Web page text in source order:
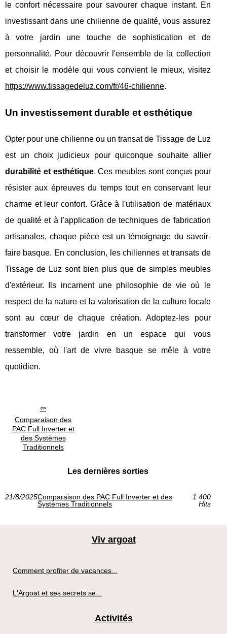
le confort nécessaire pour savourer chaque instant. En
investissant dans une chilienne de qualité, vous assurez
à votre jardin une touche de sophistication et de
personnalité. Pour découvrir l'ensemble de la collection
et choisir le modèle qui vous convient le mieux, visitez
https://www.tissagedeluz.com/fr/46-chilienne.
Un investissement durable et esthétique
Opter pour une chilienne ou un transat de Tissage de Luz
est un choix judicieux pour quiconque souhaite allier
durabilité et esthétique. Ces meubles sont conçus pour
résister aux épreuves du temps tout en conservant leur
charme et leur confort. Grâce à l'utilisation de matériaux
de qualité et à l'application de techniques de fabrication
artisanales, chaque pièce est un témoignage du savoir-
faire basque. En conclusion, les chiliennes et transats de
Tissage de Luz sont bien plus que de simples meubles
d'extérieur. Ils incarnent une philosophie de vie où le
respect de la nature et la valorisation de la culture locale
sont au cœur de chaque création. Adoptez-les pour
transformer votre jardin en un espace qui vous
ressemble, où l'art de vivre basque se mêle à votre
quotidien.
Comparaison des
PAC Full Inverter et
des Systèmes
Traditionnels
Les dernières sorties
21/8/2025Comparaison des PAC Full Inverter et des
Systèmes Traditionnels
1 400
Hits
Viv argoat
Comment profiter de vacances...
L'Argoat et ses secrets se...
Activités